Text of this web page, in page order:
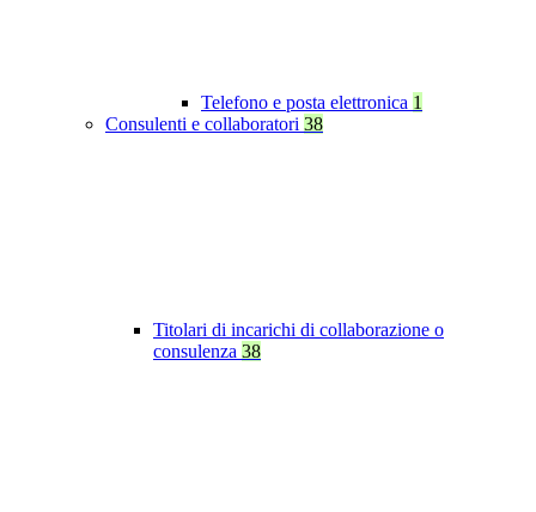
Telefono e posta elettronica 1
Consulenti e collaboratori 38
Titolari di incarichi di collaborazione o
consulenza 38